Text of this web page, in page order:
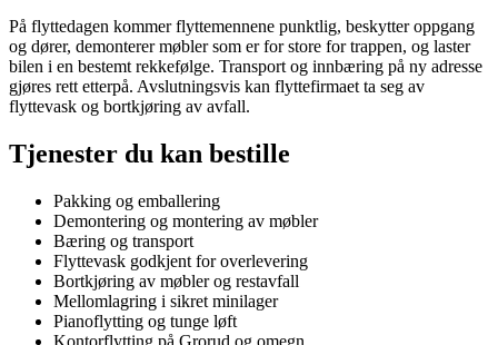
På flyttedagen kommer flyttemennene punktlig, beskytter oppgang
og dører, demonterer møbler som er for store for trappen, og laster
bilen i en bestemt rekkefølge. Transport og innbæring på ny adresse
gjøres rett etterpå. Avslutningsvis kan flyttefirmaet ta seg av
flyttevask og bortkjøring av avfall.
Tjenester du kan bestille
Pakking og emballering
Demontering og montering av møbler
Bæring og transport
Flyttevask godkjent for overlevering
Bortkjøring av møbler og restavfall
Mellomlagring i sikret minilager
Pianoflytting og tunge løft
Kontorflytting på Grorud og omegn